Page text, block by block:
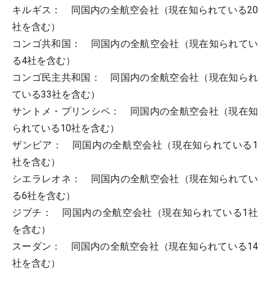
キルギス： 同国内の全航空会社（現在知られている20
社を含む）
コンゴ共和国： 同国内の全航空会社（現在知られてい
る4社を含む）
コンゴ民主共和国： 同国内の全航空会社（現在知られ
ている33社を含む）
サントメ・プリンシペ： 同国内の全航空会社（現在知
られている10社を含む）
ザンビア： 同国内の全航空会社（現在知られている1
社を含む）
シエラレオネ： 同国内の全航空会社（現在知られてい
る6社を含む）
ジブチ： 同国内の全航空会社（現在知られている1社
を含む）
スーダン： 同国内の全航空会社（現在知られている14
社を含む）